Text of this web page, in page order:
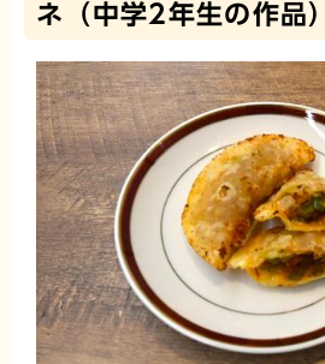
ネ（中学2年生の作品）